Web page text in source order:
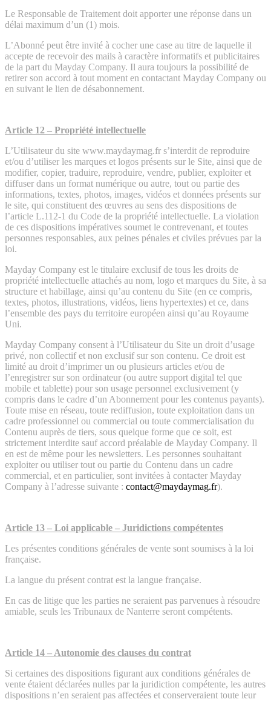
Le Responsable de Traitement doit apporter une réponse dans un
délai maximum d’un (1) mois.
L’Abonné peut être invité à cocher une case au titre de laquelle il
accepte de recevoir des mails à caractère informatifs et publicitaires
de la part du Mayday Company. Il aura toujours la possibilité de
retirer son accord à tout moment en contactant Mayday Company ou
en suivant le lien de désabonnement.
Article 12 – Propriété intellectuelle
L’Utilisateur du site www.maydaymag.fr s’interdit de reproduire
et/ou d’utiliser les marques et logos présents sur le Site, ainsi que de
modifier, copier, traduire, reproduire, vendre, publier, exploiter et
diffuser dans un format numérique ou autre, tout ou partie des
informations, textes, photos, images, vidéos et données présents sur
le site, qui constituent des œuvres au sens des dispositions de
l’article L.112-1 du Code de la propriété intellectuelle. La violation
de ces dispositions impératives soumet le contrevenant, et toutes
personnes responsables, aux peines pénales et civiles prévues par la
loi.
Mayday Company est le titulaire exclusif de tous les droits de
propriété intellectuelle attachés au nom, logo et marques du Site, à sa
structure et habillage, ainsi qu’au contenu du Site (en ce compris,
textes, photos, illustrations, vidéos, liens hypertextes) et ce, dans
l’ensemble des pays du territoire européen ainsi qu’au Royaume
Uni.
Mayday Company consent à l’Utilisateur du Site un droit d’usage
privé, non collectif et non exclusif sur son contenu. Ce droit est
limité au droit d’imprimer un ou plusieurs articles et/ou de
l’enregistrer sur son ordinateur (ou autre support digital tel que
mobile et tablette) pour son usage personnel exclusivement (y
compris dans le cadre d’un Abonnement pour les contenus payants).
Toute mise en réseau, toute rediffusion, toute exploitation dans un
cadre professionnel ou commercial ou toute commercialisation du
Contenu auprès de tiers, sous quelque forme que ce soit, est
strictement interdite sauf accord préalable de Mayday Company. Il
en est de même pour les newsletters. Les personnes souhaitant
exploiter ou utiliser tout ou partie du Contenu dans un cadre
commercial, et en particulier, sont invitées à contacter Mayday
Company à l’adresse suivante : contact@maydaymag.fr).
Article 13 – Loi applicable – Juridictions compétentes
Les présentes conditions générales de vente sont soumises à la loi
française.
La langue du présent contrat est la langue française.
En cas de litige que les parties ne seraient pas parvenues à résoudre
amiable, seuls les Tribunaux de Nanterre seront compétents.
Article 14 – Autonomie des clauses du contrat
Si certaines des dispositions figurant aux conditions générales de
vente étaient déclarées nulles par la juridiction compétente, les autres
dispositions n’en seraient pas affectées et conserveraient toute leur